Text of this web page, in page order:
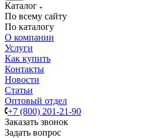
Каталог
По всему сайту
По каталогу
О компании
Услуги
Как купить
Контакты
Новости
Статьи
Оптовый отдел
+7 (800) 201-21-90
Заказать звонок
Задать вопрос